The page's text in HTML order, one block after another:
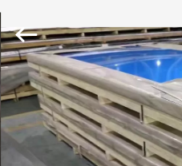
ДОМОЙ
ПРОДУКТЫ
Copyright
©
2020
-
2024
stainlesssteelflatplate.com.
All
Rights
Reserved.